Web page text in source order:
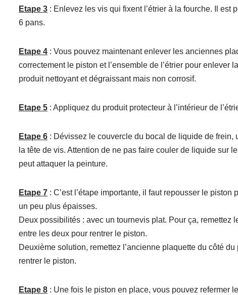
Etape 3 : Enlevez les vis qui fixent l’étrier à la fourche. Il
6 pans.
Etape 4 : Vous pouvez maintenant enlever les anciennes
correctement le piston et l’ensemble de l’étrier pour
produit nettoyant et dégraissant mais non corrosif.
Etape 5 : Appliquez du produit protecteur à l’intérieur de
Etape 6 : Dévissez le couvercle du bocal de liquide de
la tête de vis. Attention de ne pas faire couler de liquide sur
peut attaquer la peinture.
Etape 7 : C’est l’étape importante, il faut repousser le
un peu plus épaisses.
Deux possibilités : avec un tournevis plat. Pour ça,
entre les deux pour rentrer le piston.
Deuxième solution, remettez l’ancienne plaquette du côté
rentrer le piston.
Etape 8 : Une fois le piston en place, vous pouvez refermer